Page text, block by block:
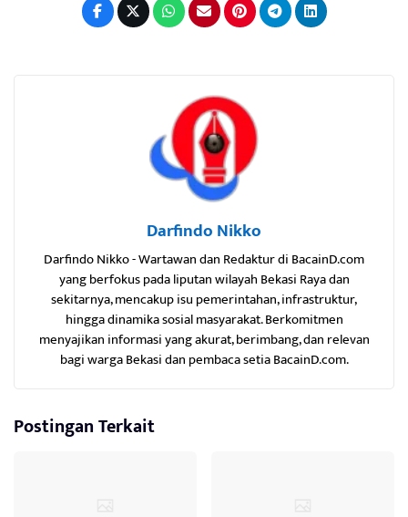
Darfindo Nikko
Darfindo Nikko - Wartawan dan Redaktur di BacainD.com
yang berfokus pada liputan wilayah Bekasi Raya dan
sekitarnya, mencakup isu pemerintahan, infrastruktur,
hingga dinamika sosial masyarakat. Berkomitmen
menyajikan informasi yang akurat, berimbang, dan relevan
bagi warga Bekasi dan pembaca setia BacainD.com.
Postingan Terkait